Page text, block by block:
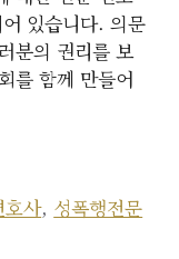
있습니다. 의문
분의 권리를 보
를 함께 만들어
호사, 성폭행전문